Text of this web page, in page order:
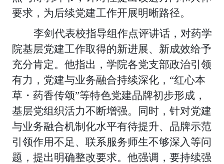
要求，为后续党建工作开展明晰路径。
李剑代表校指导组作点评讲话，对药学
院基层党建工作取得的新进展、新成效给予
充分肯定。他指出，学院各党支部政治引领
有力，党建与业务融合持续深化， “红心本
草・药香传颂”等特色党建品牌初步形成，
基层党组织活力不断增强。同时，针对党建
与业务融合机制化水平有待提升、品牌示范
引领作用不足、联系服务师生不够深入等问
题，提出明确整改要求。他强调，要持续强